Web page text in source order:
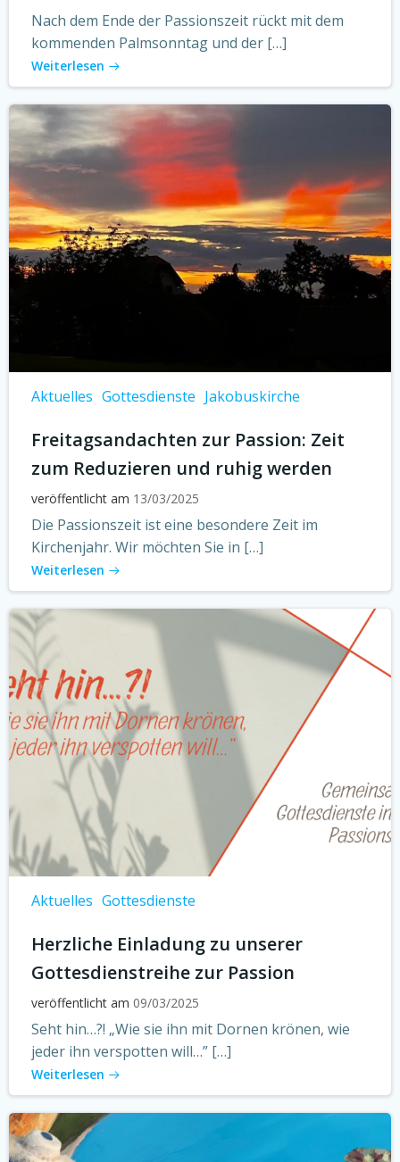
Nach dem Ende der Passionszeit rückt mit dem
kommenden Palmsonntag und der […]
Weiterlesen
Aktuelles Gottesdienste Jakobuskirche
Freitagsandachten zur Passion: Zeit
zum Reduzieren und ruhig werden
veröffentlicht am 13/03/2025
Die Passionszeit ist eine besondere Zeit im
Kirchenjahr. Wir möchten Sie in […]
Weiterlesen
Aktuelles Gottesdienste
Herzliche Einladung zu unserer
Gottesdienstreihe zur Passion
veröffentlicht am 09/03/2025
Seht hin…?! „Wie sie ihn mit Dornen krönen, wie
jeder ihn verspotten will…” […]
Weiterlesen